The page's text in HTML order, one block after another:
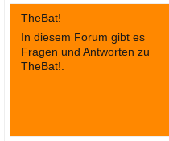
TheBat!
In diesem Forum gibt es
Fragen und Antworten zu
TheBat!.